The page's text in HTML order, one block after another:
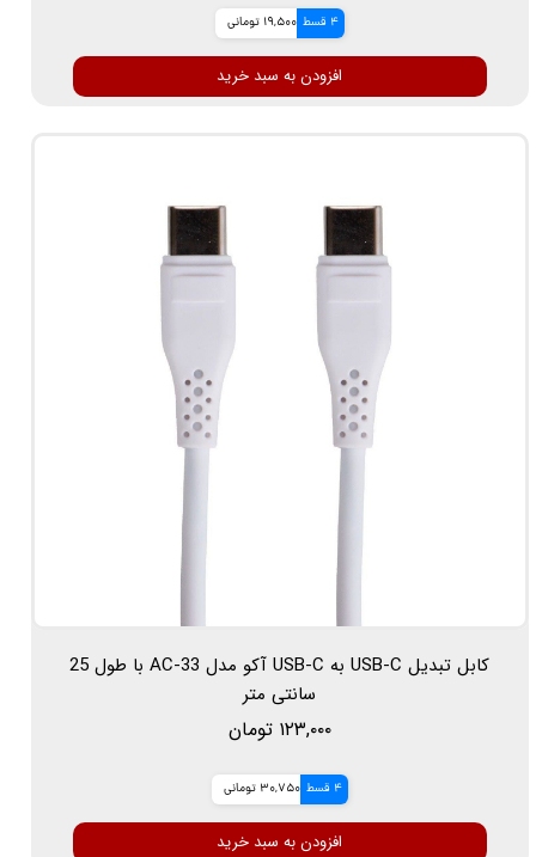
4 قسط 19,500 تومانی
افزودن به سبد خرید
کابل تبدیل USB-C به USB-C آکو مدل AC-33 با طول 25
سانتی متر
۱۲۳,۰۰۰ تومان
4 قسط 30,750 تومانی
افزودن به سبد خرید